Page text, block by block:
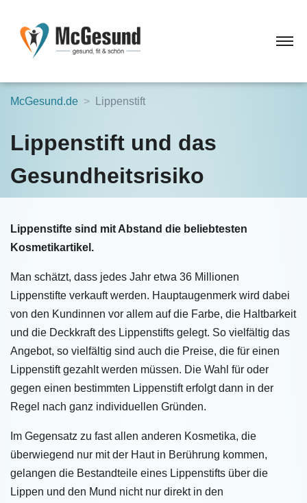
McGesund.de Lippenstift
Lippenstift und das
Gesundheitsrisiko
Lippenstifte sind mit Abstand die beliebtesten
Kosmetikartikel.
Man schätzt, dass jedes Jahr etwa 36 Millionen
Lippenstifte verkauft werden. Hauptaugenmerk wird dabei
von den Kundinnen vor allem auf die Farbe, die Haltbarkeit
und die Deckkraft des Lippenstifts gelegt. So vielfältig das
Angebot, so vielfältig sind auch die Preise, die für einen
Lippenstift gezahlt werden müssen. Die Wahl für oder
gegen einen bestimmten Lippenstift erfolgt dann in der
Regel nach ganz individuellen Gründen.
Im Gegensatz zu fast allen anderen Kosmetika, die
überwiegend nur mit der Haut in Berührung kommen,
gelangen die Bestandteile eines Lippenstifts über die
Lippen und den Mund nicht nur direkt in den